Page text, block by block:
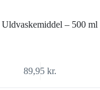
Uldvaskemiddel – 500 ml
89,95kr.